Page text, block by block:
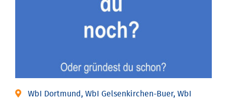
WbI Dortmund, WbI Gelsenkirchen-Buer, WbI